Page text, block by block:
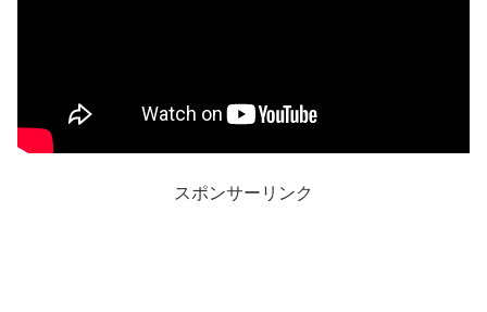
スポンサーリンク